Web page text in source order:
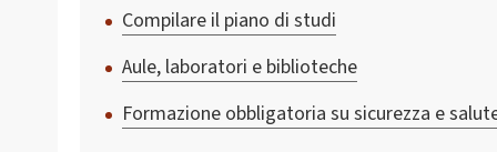
Compilare il piano di studi
Aule, laboratori e biblioteche
Formazione obbligatoria su sicurezza e